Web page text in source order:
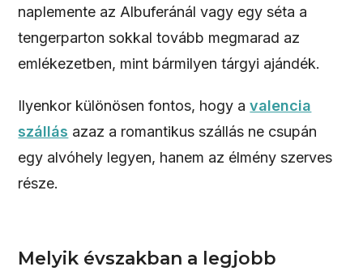
naplemente az Albuferánál vagy egy séta a
tengerparton sokkal tovább megmarad az
emlékezetben, mint bármilyen tárgyi ajándék.
Ilyenkor különösen fontos, hogy avalencia
szállás azaz a romantikus szállás ne csupán
egy alvóhely legyen, hanem az élmény szerves
része.
Melyik évszakban a legjobb